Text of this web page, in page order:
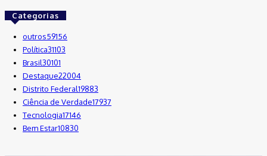
Categorias
outros59156
Política31103
Brasil30101
Destaque22004
Distrito Federal19883
Ciência de Verdade17937
Tecnologia17146
Bem Estar10830